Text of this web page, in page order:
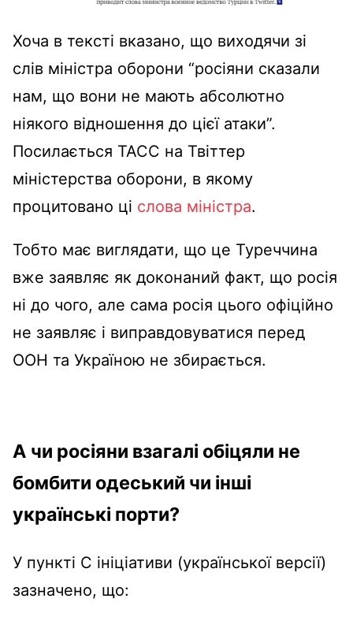
Хоча в тексті вказано, що виходячи зі
слів міністра оборони “росіяни сказали
нам, що вони не мають абсолютно
ніякого відношення до цієї атаки”.
Посилається ТАСС на Твіттер
міністерства оборони, в якому
процитовано ці слова міністра.
Тобто має виглядати, що це Туреччина
вже заявляє як доконаний факт, що росія
ні до чого, але сама росія цього офіційно
не заявляє і виправдовуватися перед
ООН та Україною не збирається.
А чи росіяни взагалі обіцяли не
бомбити одеський чи інші
українські порти?
У пункті С ініціативи (української версії)
зазначено, що: